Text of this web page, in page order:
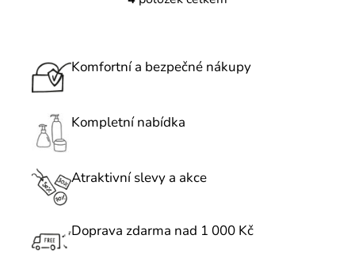
O
á
c
r
y
Komfortní a bezpečné nákupy
Kompletní nabídka
Atraktivní slevy a akce
Doprava zdarma nad 1 000 Kč